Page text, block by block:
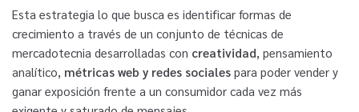
Esta estrategia lo que busca es identificar formas de
crecimiento a través de un conjunto de técnicas de
mercadotecnia desarrolladas con creatividad, pensamiento
analítico, métricas web y redes sociales para poder vender y
ganar exposición frente a un consumidor cada vez más